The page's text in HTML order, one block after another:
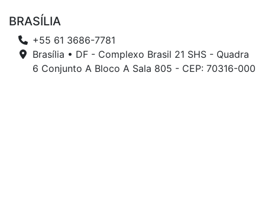
BRASÍLIA
+55 61 3686-7781
Brasília • DF - Complexo Brasil 21 SHS - Quadra
6 Conjunto A Bloco A Sala 805 - CEP: 70316-000